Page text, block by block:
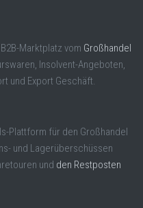
Marktplatz vom Großhandel
Insolvent-Angeboten,
und Export Geschäft.
Plattform für den Großhandel
und Lagerüberschüssen
und den Restposten